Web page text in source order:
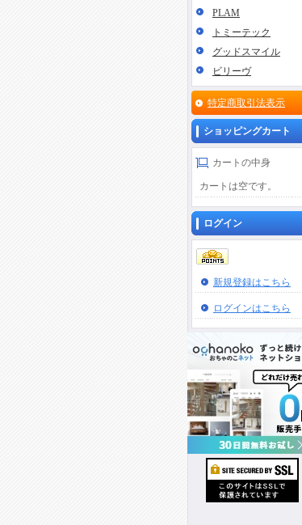
PLAM
トミーテック
グッドスマイル
ビリーヴ
特定商取引法表示
ショッピングカート
カートの中身
カートは空です。
ログイン
新規登録はこちら
ログインはこちら